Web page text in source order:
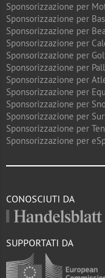
Sponsorizzazione per
Sponsorizzazione per
Sponsorizzazione per
Sponsorizzazione per
Sponsorizzazione per
Sponsorizzazione per
Sponsorizzazione per
Sponsorizzazione per
Sponsorizzazione per
Sponsorizzazione per
Sponsorizzazione per
Sponsorizzazione per
CONOSCIUTI DA
SUPPORTATI DA